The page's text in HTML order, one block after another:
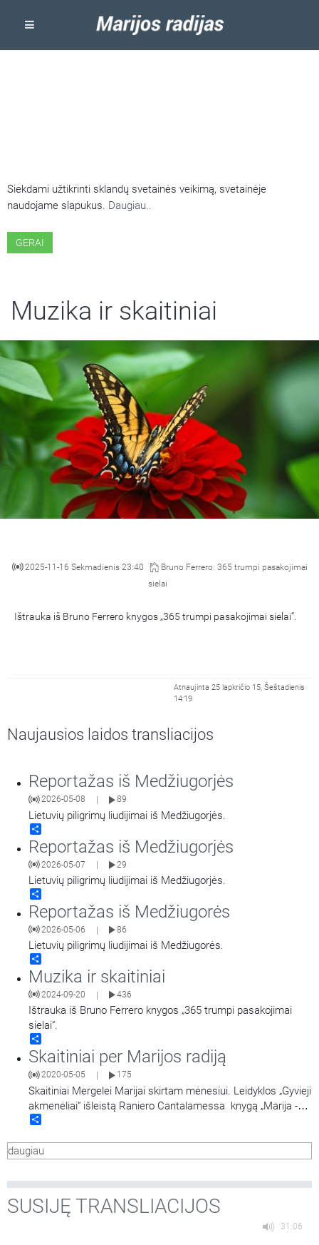
Siekdami užtikrinti sklandų svetainės veikimą, svetainėje
naudojame slapukus. Daugiau..
GERAI
Muzika ir skaitiniai
2025-11-16 Sekmadienis 23:40
Bruno Ferrero. 365 trumpi pasakojimai
sielai
Ištrauka iš Bruno Ferrero knygos „365 trumpi pasakojimai sielai“.
Atnaujinta 25 lapkričio 15, Šeštadienis
14:19
Naujausios laidos transliacijos
Reportažas iš Medžiugorjės
2026-05-08 89
Lietuvių piligrimų liudijimai iš Medžiugorjės.
Reportažas iš Medžiugorjės
2026-05-07 29
Lietuvių piligrimų liudijimai iš Medžiugorjės.
Reportažas iš Medžiugorės
2026-05-06 | 86
Lietuvių piligrimų liudijimai iš Medžiugorės.
Muzika ir skaitiniai
2024-09-20 | 436
Ištrauka iš Bruno Ferrero knygos „365 trumpi pasakojimai
sielai“.
Skaitiniai per Marijos radiją
2020-05-05 175
Skaitiniai Mergelei Marijai skirtam mėnesiui. Leidyklos „Gyvieji
akmenėliai“ išleistą Raniero Cantalamessa knygą „Marija -
Bažnyčios veidrodis“ skaito kunigas Nerijus Pipiras.
daugiau
SUSIJĘ TRANSLIACIJOS
31:06